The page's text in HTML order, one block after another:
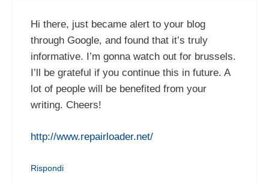
Hi there, just became alert to your blog
through Google, and found that it’s truly
informative. I’m gonna watch out for brussels.
I’ll be grateful if you continue this in future. A
lot of people will be benefited from your
writing. Cheers!
http://www.repairloader.net/
Rispondi